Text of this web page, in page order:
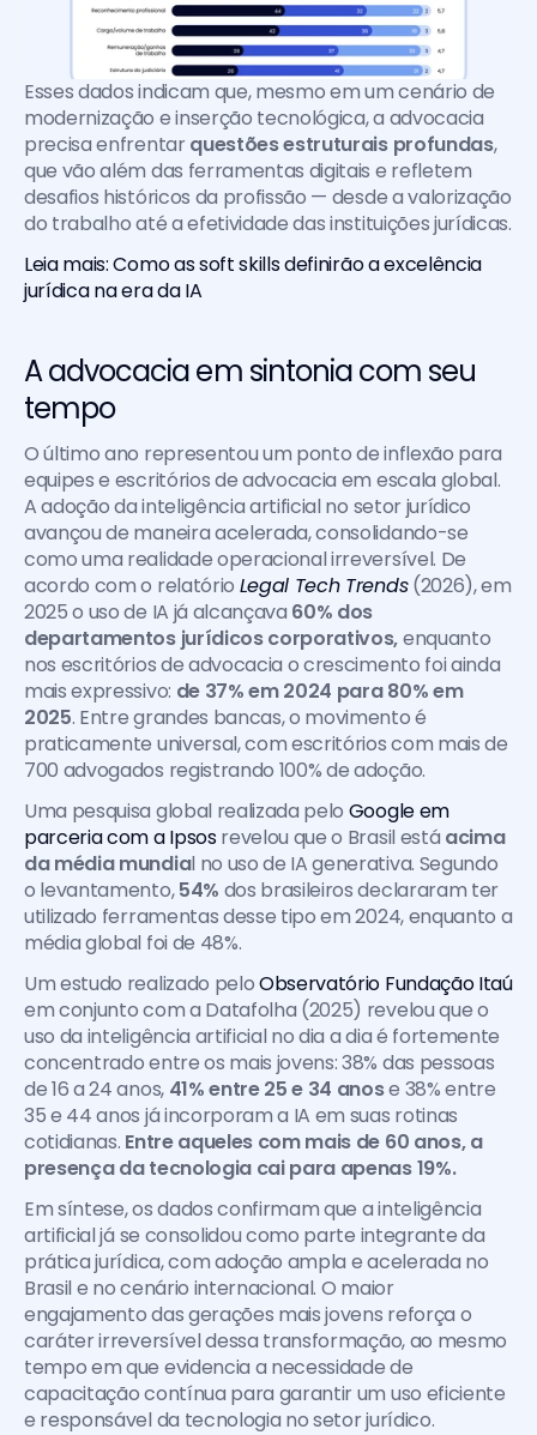
Esses dados indicam que, mesmo em um cenário de
modernização e inserção tecnológica, a advocacia
precisa enfrentar questões estruturais profundas,
que vão além das ferramentas digitais e refletem
desafios históricos da profissão — desde a valorização
do trabalho até a efetividade das instituições jurídicas.
Leia mais: Como as soft skills definirão a excelência
jurídica na era da IA
A advocacia em sintonia com seu
tempo
O último ano representou um ponto de inflexão para
equipes e escritórios de advocacia em escala global.
A adoção da inteligência artificial no setor jurídico
avançou de maneira acelerada, consolidando-se
como uma realidade operacional irreversível. De
acordo com o relatório Legal Tech Trends (2026), em
2025 o uso de IA já alcançava 60% dos
departamentos jurídicos corporativos, enquanto
nos escritórios de advocacia o crescimento foi ainda
mais expressivo: de 37% em 2024 para 80% em
2025. Entre grandes bancas, o movimento é
praticamente universal, com escritórios com mais de
700 advogados registrando 100% de adoção.
Uma pesquisa global realizada pelo Google em
parceria com a Ipsos revelou que o Brasil está acima
da média mundial no uso de IA generativa. Segundo
o levantamento, 54% dos brasileiros declararam ter
utilizado ferramentas desse tipo em 2024, enquanto a
média global foi de 48%.
Um estudo realizado pelo Observatório Fundação Itaú
em conjunto com a Datafolha (2025) revelou que o
uso da inteligência artificial no dia a dia é fortemente
concentrado entre os mais jovens: 38% das pessoas
de 16 a 24 anos, 41% entre 25 e 34 anos e 38% entre
35 e 44 anos já incorporam a IA em suas rotinas
cotidianas. Entre aqueles com mais de 60 anos, a
presença da tecnologia cai para apenas 19%.
Em síntese, os dados confirmam que a inteligência
artificial já se consolidou como parte integrante da
prática jurídica, com adoção ampla e acelerada no
Brasil e no cenário internacional. O maior
engajamento das gerações mais jovens reforça o
caráter irreversível dessa transformação, ao mesmo
tempo em que evidencia a necessidade de
capacitação contínua para garantir um uso eficiente
e responsável da tecnologia no setor jurídico.